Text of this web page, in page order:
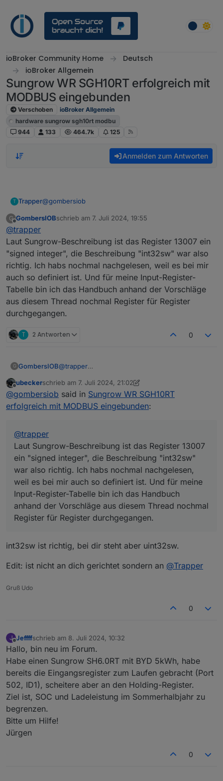
ioBroker Community Home
Deutsch
ioBroker Allgemein
Sungrow WR SGH10RT erfolgreich mit
MODBUS eingebunden
Verschoben
ioBroker Allgemein
hardware sungrow sgh10rt modbu
944
133 464.7k 125
Anmelden zum Antworten
T Trapper@gombersiob
Hi, Neueintrag ohne Erfolg. Hier meine Register
G
Offline
GombersIOBschrieb am 7. Juli 2024, 19:55
zuletzt editiert von
@trapper
Laut Sungrow-Beschreibung ist das Register 13007 ein
"signed integer", die Beschreibung "int32sw" war also
richtig. Ich habs nochmal nachgelesen, weil es bei mir
auch so definiert ist. Und für meine Input-Register-
Tabelle bin ich das Handbuch anhand der Vorschläge
aus diesem Thread nochmal Register für Register
durchgegangen.
T 2 Antworten 0
G GombersIOB@trapper
13007 ein "signed integer", die Beschreibung
"int32sw" war also richtig. Ich habs nochmal
nachgelesen, weil es bei mir auch so definiert ist.
Und für meine Input-Register-Tabelle bin ich das
durchgegangen.
Offline
ubeckerschrieb am 7. Juli 2024, 21:02
zuletzt editiert von ubecker7. Juli 2024, 23:08
@gombersiob said in Sungrow WR SGH10RT
erfolgreich mit MODBUS eingebunden:
@trapper
Laut Sungrow-Beschreibung ist das Register 13007
ein "signed integer", die Beschreibung "int32sw"
war also richtig. Ich habs nochmal nachgelesen,
weil es bei mir auch so definiert ist. Und für meine
Input-Register-Tabelle bin ich das Handbuch
anhand der Vorschläge aus diesem Thread nochmal
Register für Register durchgegangen.
int32sw ist richtig, bei dir steht aber uint32sw.
Edit: ist nicht an dich gerichtet sondern an @Trapper
Gruß Udo
0
J
Offline
Jeffffschrieb am 8. Juli 2024, 10:32
zuletzt editiert von
Hallo, bin neu im Forum.
Habe einen Sungrow SH6.0RT mit BYD 5kWh, habe
bereits die Eingangsregister zum Laufen gebracht (Port
502, ID1), scheitere aber an den Holding-Register.
Ziel ist, SOC und Ladeleistung im Sommerhalbjahr zu
begrenzen.
Bitte um Hilfe!
Jürgen
0